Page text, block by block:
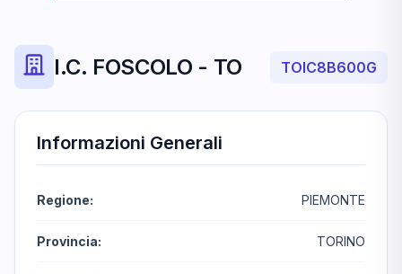
I.C. FOSCOLO - TO TOIC8B600G
Informazioni Generali
Regione: PIEMONTE
Provincia: TORINO